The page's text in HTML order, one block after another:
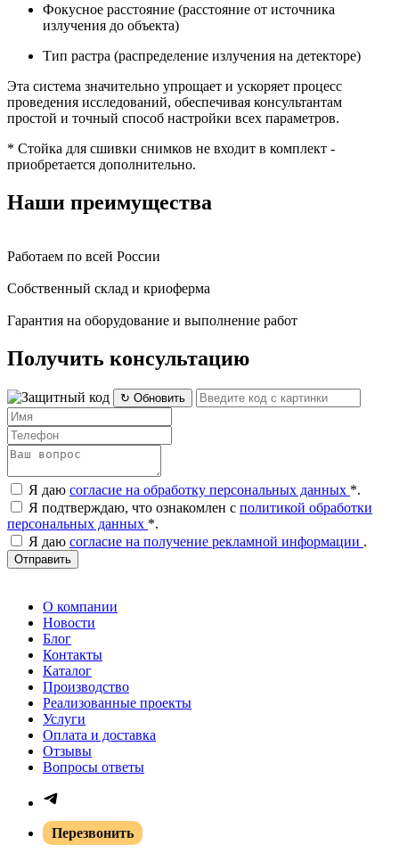
Фокусное расстояние (расстояние от источника
излучения до объекта)
Тип растра (распределение излучения на детекторе)
Эта система значительно упрощает и ускоряет процесс
проведения исследований, обеспечивая консультантам
простой и точный способ настройки всех параметров.
* Стойка для сшивки снимков не входит в комплект -
приобретается дополнительно.
Наши преимущества
Работаем по всей России
Собственный склад и криоферма
Гарантия на оборудование и выполнение работ
Получить консультацию
↻ Обновить
Я даю согласие на обработку персональных данных *.
Я подтверждаю, что ознакомлен с политикой обработки
персональных данных *.
Я даю согласие на получение рекламной информации .
Отправить
О компании
Новости
Блог
Контакты
Каталог
Производство
Реализованные проекты
Услуги
Оплата и доставка
Отзывы
Вопросы ответы
Перезвонить